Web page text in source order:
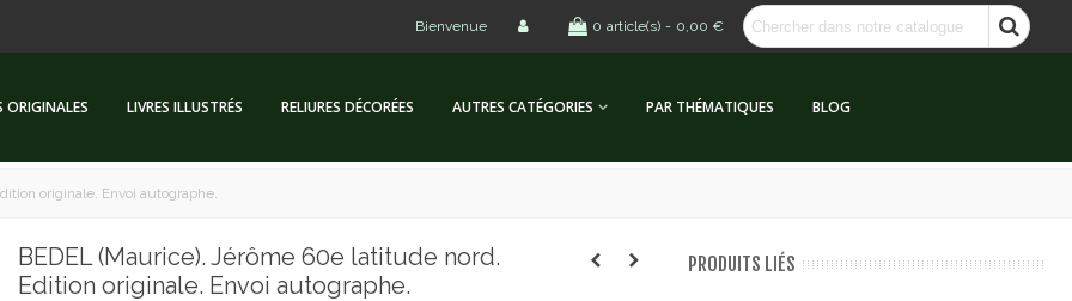
Bienvenue 0 article(s) - 0,00 €
ORIGINALES LIVRES ILLUSTRÉS RELIURES DÉCORÉES AUTRES CATÉGORIES PAR THÉMATIQUES BLOG
originale. Envoi autographe.
BEDEL (Maurice). Jérôme 60e latitude nord.
Edition originale. Envoi autographe.
PRODUITS LIÉS